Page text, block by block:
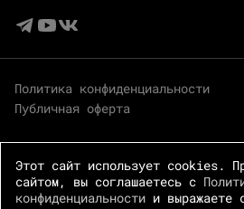
Политика конфиденциальности
Публичная оферта
Этот сайт использует cookies.
сайтом, вы соглашаетесь с
конфиденциальности и выражаете